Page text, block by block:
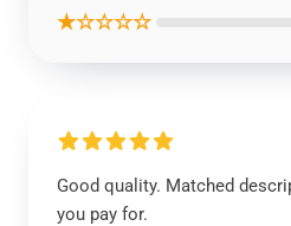
★☆☆☆☆
Good quality. Matched
you pay for.